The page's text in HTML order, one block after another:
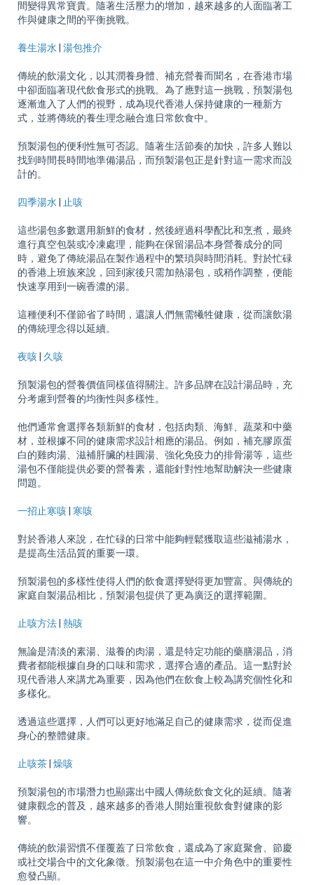
間變得異常寶貴。隨著生活壓力的增加，越來越多的人面臨著工
作與健康之間的平衡挑戰。
養生湯水 湯包推介
傳統的飲湯文化，以其潤養身體、補充營養而聞名，在香港市場
中卻面臨著現代飲食形式的挑戰。為了應對這一挑戰，預製湯包
逐漸進入了人們的視野，成為現代香港人保持健康的一種新方
式，並將傳統的養生理念融合進日常飲食中。
預製湯包的便利性無可否認。隨著生活節奏的加快，許多人難以
找到時間長時間地準備湯品，而預製湯包正是針對這一需求而設
計的。
四季湯水 止咳
這些湯包多數選用新鮮的食材，然後經過科學配比和烹煮，最終
進行真空包裝或冷凍處理，能夠在保留湯品本身營養成分的同
時，避免了傳統湯品在製作過程中的繁瑣與時間消耗。對於忙碌
的香港上班族來說，回到家後只需加熱湯包，或稍作調整，便能
快速享用到一碗香濃的湯。
這種便利不僅節省了時間，還讓人們無需犧牲健康，從而讓飲湯
的傳統理念得以延續。
夜咳 久咳
預製湯包的營養價值同樣值得關注。許多品牌在設計湯品時，充
分考慮到營養的均衡性與多樣性。
他們通常會選擇各類新鮮的食材，包括肉類、海鮮、蔬菜和中藥
材，並根據不同的健康需求設計相應的湯品。例如，補充膠原蛋
白的雞肉湯、滋補肝臟的桂圓湯、強化免疫力的排骨湯等，這些
湯包不僅能提供必要的營養素，還能針對性地幫助解決一些健康
問題。
一招止寒咳 寒咳
對於香港人來說，在忙碌的日常中能夠輕鬆獲取這些滋補湯水，
是提高生活品質的重要一環。
預製湯包的多樣性使得人們的飲食選擇變得更加豐富。與傳統的
家庭自製湯品相比，預製湯包提供了更為廣泛的選擇範圍。
止咳方法 熱咳
無論是清淡的素湯、滋養的肉湯，還是特定功能的藥膳湯品，消
費者都能根據自身的口味和需求，選擇合適的產品。這一點對於
現代香港人來講尤為重要，因為他們在飲食上較為講究個性化和
多樣化。
透過這些選擇，人們可以更好地滿足自己的健康需求，從而促進
身心的整體健康。
止咳茶 燥咳
預製湯包的市場潛力也顯露出中國人傳統飲食文化的延續。隨著
健康觀念的普及，越來越多的香港人開始重視飲食對健康的影
響。
傳統的飲湯習慣不僅覆蓋了日常飲食，還成為了家庭聚會、節慶
或社交場合中的文化象徵。預製湯包在這一中介角色中的重要性
愈發凸顯。